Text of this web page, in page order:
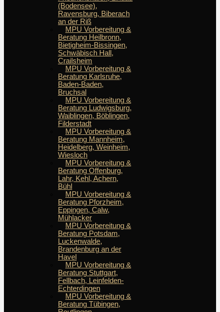
(Bodensee),
Ravensburg, Biberach
an der Riß
MPU Vorbereitung &
Beratung Heilbronn,
Bietigheim-Bissingen,
Schwäbisch Hall,
Crailsheim
MPU Vorbereitung &
Beratung Karlsruhe,
Baden-Baden,
Bruchsal
MPU Vorbereitung &
Beratung Ludwigsburg,
Waiblingen, Böblingen,
Filderstadt
MPU Vorbereitung &
Beratung Mannheim,
Heidelberg, Weinheim,
Wiesloch
MPU Vorbereitung &
Beratung Offenburg,
Lahr, Kehl, Achern,
Bühl
MPU Vorbereitung &
Beratung Pforzheim,
Eppingen, Calw,
Mühlacker
MPU Vorbereitung &
Beratung Potsdam,
Luckenwalde,
Brandenburg an der
Havel
MPU Vorbereitung &
Beratung Stuttgart,
Fellbach, Leinfelden-
Echterdingen
MPU Vorbereitung &
Beratung Tübingen,